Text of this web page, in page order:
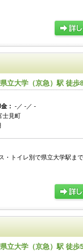
立大学（京急）駅 徒歩
： -／ -／ -
士見町
・トイレ別で県立大学駅まで
立大学（京急）駅 徒歩